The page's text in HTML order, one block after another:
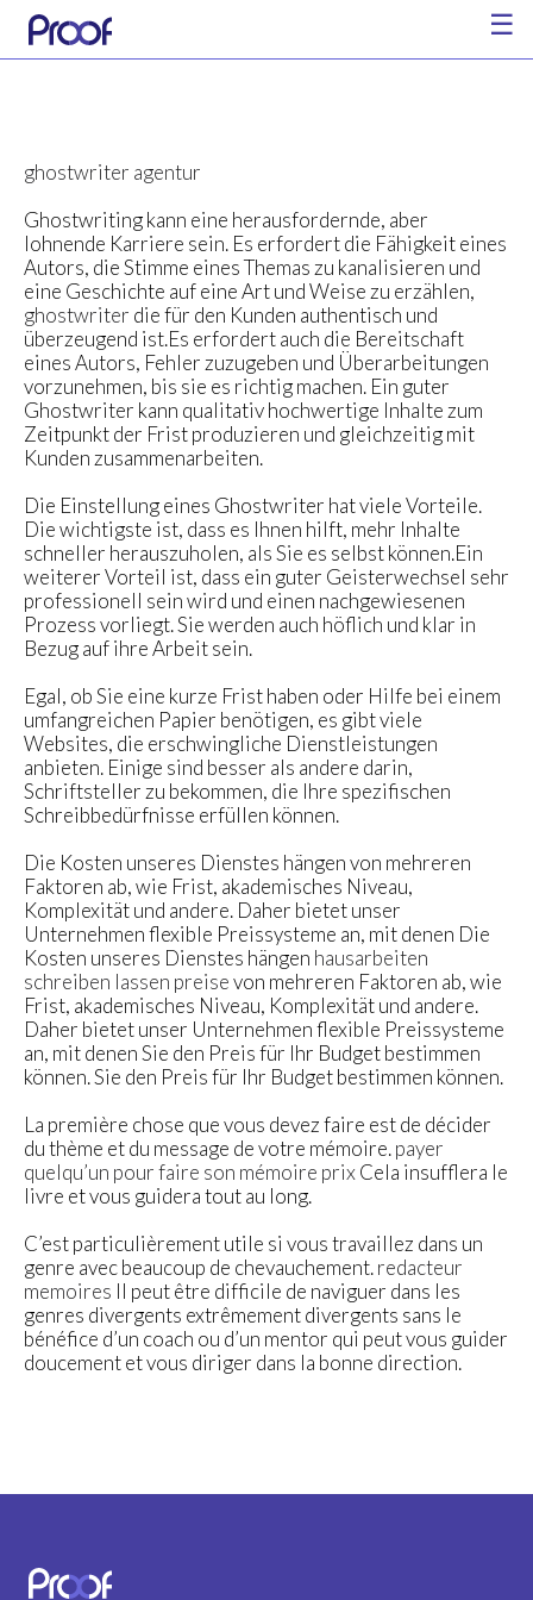
☰
ghostwriter agentur
Ghostwriting kann eine herausfordernde, aber
lohnende Karriere sein. Es erfordert die Fähigkeit eines
Autors, die Stimme eines Themas zu kanalisieren und
eine Geschichte auf eine Art und Weise zu erzählen,
ghostwriter die für den Kunden authentisch und
überzeugend ist.Es erfordert auch die Bereitschaft
eines Autors, Fehler zuzugeben und Überarbeitungen
vorzunehmen, bis sie es richtig machen. Ein guter
Ghostwriter kann qualitativ hochwertige Inhalte zum
Zeitpunkt der Frist produzieren und gleichzeitig mit
Kunden zusammenarbeiten.
Die Einstellung eines Ghostwriter hat viele Vorteile.
Die wichtigste ist, dass es Ihnen hilft, mehr Inhalte
schneller herauszuholen, als Sie es selbst können.Ein
weiterer Vorteil ist, dass ein guter Geisterwechsel sehr
professionell sein wird und einen nachgewiesenen
Prozess vorliegt. Sie werden auch höflich und klar in
Bezug auf ihre Arbeit sein.
Egal, ob Sie eine kurze Frist haben oder Hilfe bei einem
umfangreichen Papier benötigen, es gibt viele
Websites, die erschwingliche Dienstleistungen
anbieten. Einige sind besser als andere darin,
Schriftsteller zu bekommen, die Ihre spezifischen
Schreibbedürfnisse erfüllen können.
Die Kosten unseres Dienstes hängen von mehreren
Faktoren ab, wie Frist, akademisches Niveau,
Komplexität und andere. Daher bietet unser
Unternehmen flexible Preissysteme an, mit denen Die
Kosten unseres Dienstes hängen hausarbeiten
schreiben lassen preisevon mehreren Faktoren ab, wie
Frist, akademisches Niveau, Komplexität und andere.
Daher bietet unser Unternehmen flexible Preissysteme
an, mit denen Sie den Preis für Ihr Budget bestimmen
können. Sie den Preis für Ihr Budget bestimmen können.
La première chose que vous devez faire est de décider
du thème et du message de votre mémoire.payer
quelqu’un pour faire son mémoire prixCela insufflera le
livre et vous guidera tout au long.
C’est particulièrement utile si vous travaillez dans un
genre avec beaucoup de chevauchement.redacteur
memoires Il peut être difficile de naviguer dans les
genres divergents extrêmement divergents sans le
bénéfice d’un coach ou d’un mentor qui peut vous guider
doucement et vous diriger dans la bonne direction.